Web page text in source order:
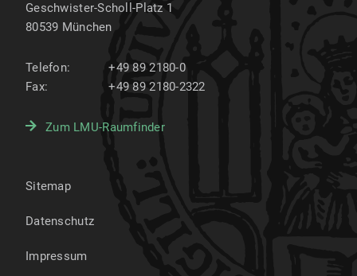
Geschwister-Scholl-Platz 1
80539 München
Telefon:
+49 89 2180-0
Fax:
+49 89 2180-2322
Zum LMU-Raumfinder
Sitemap
Datenschutz
Impressum